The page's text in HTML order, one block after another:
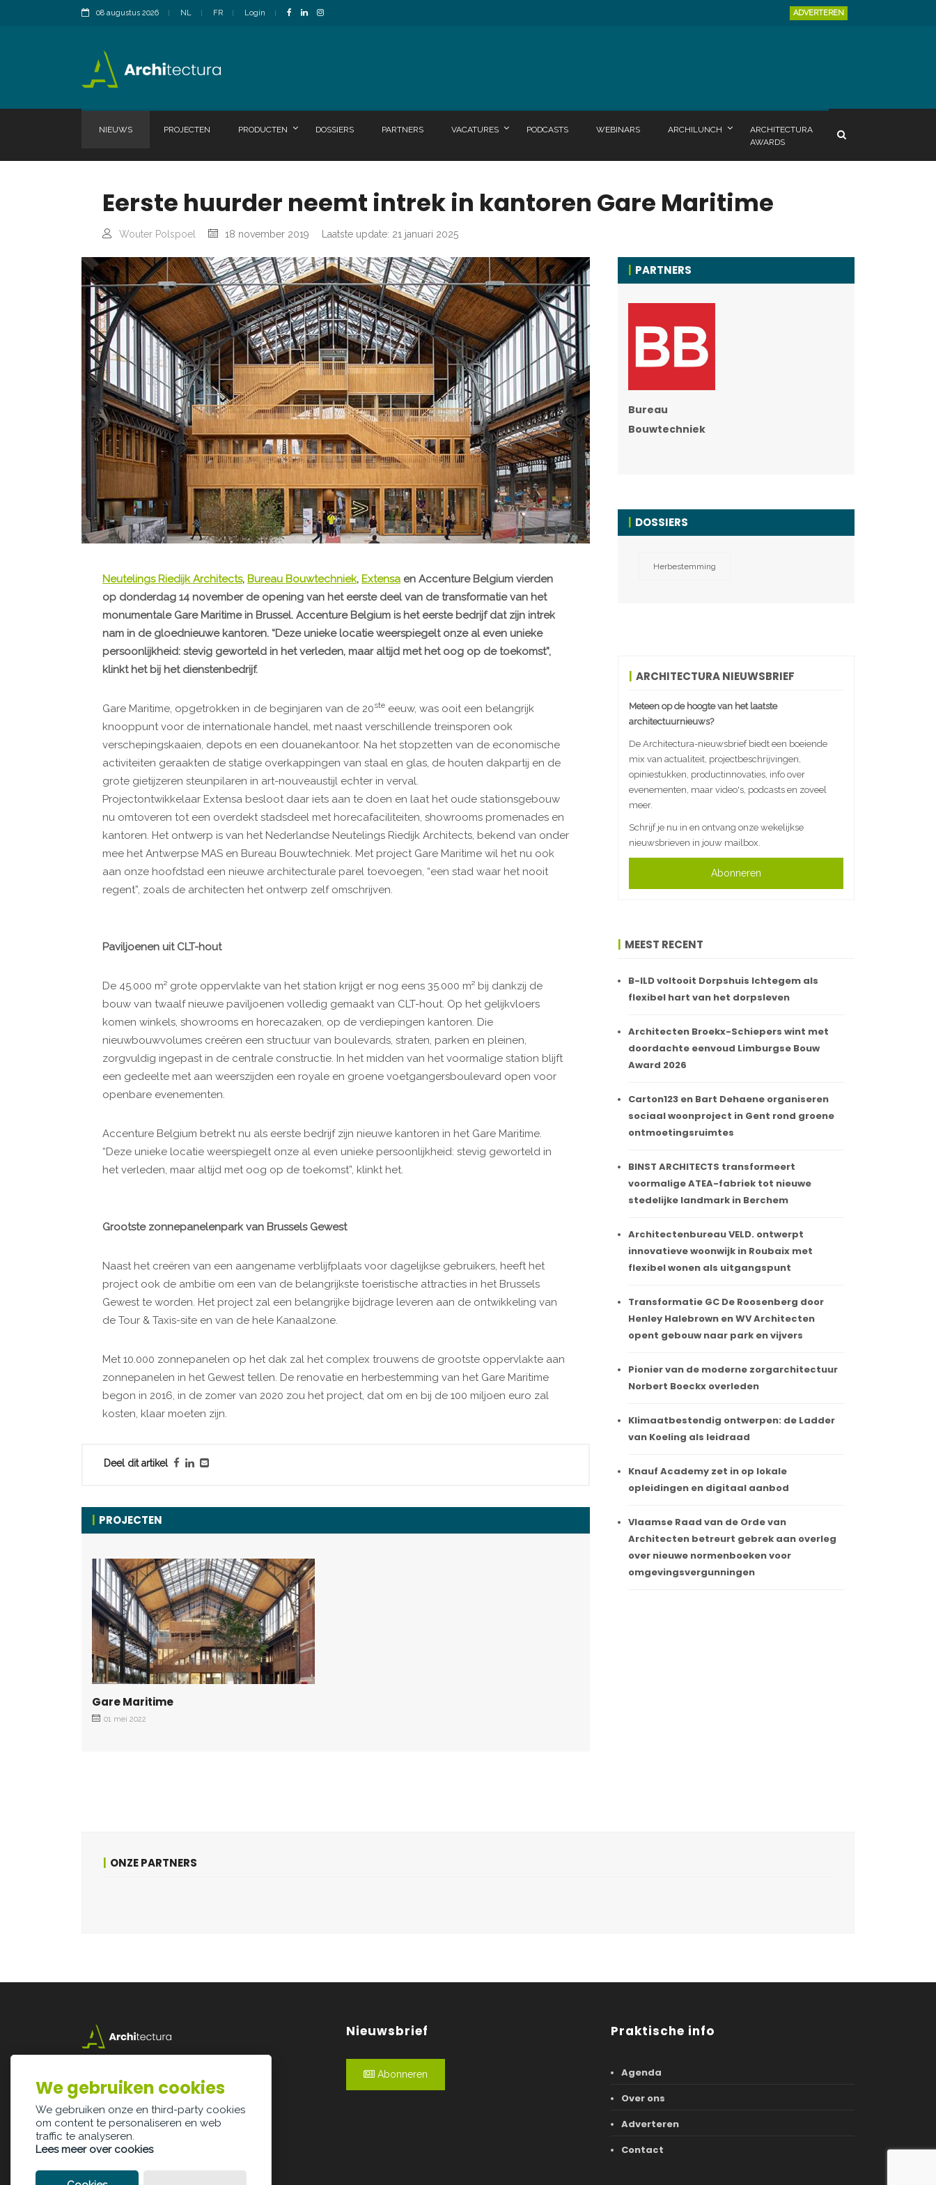
08 augustus 2026 NL FR Login ADVERTEREN
NIEUWS PROJECTEN PRODUCTEN DOSSIERS PARTNERS VACATURES PODCASTS WEBINARS ARCHILUNCH
ARCHITECTURA
AWARDS
Eerste huurder neemt intrek in kantoren Gare Maritime
Wouter Polspoel 18 november 2019 Laatste update: 21 januari 2025
Neutelings Riedijk Architects, Bureau Bouwtechniek, Extensa en Accenture Belgium vierden
op donderdag 14 november de opening van het eerste deel van de transformatie van het
monumentale Gare Maritime in Brussel. Accenture Belgium is het eerste bedrijf dat zijn intrek
nam in de gloednieuwe kantoren. “Deze unieke locatie weerspiegelt onze al even unieke
persoonlijkheid: stevig geworteld in het verleden, maar altijd met het oog op de toekomst”,
klinkt het bij het dienstenbedrijf.
Gare Maritime, opgetrokken in de beginjaren van de 20ste eeuw, was ooit een belangrijk
knooppunt voor de internationale handel, met naast verschillende treinsporen ook
verschepingskaaien, depots en een douanekantoor. Na het stopzetten van de economische
activiteiten geraakten de statige overkappingen van staal en glas, de houten dakpartij en de
grote gietijzeren steunpilaren in art-nouveaustijl echter in verval.
Projectontwikkelaar Extensa besloot daar iets aan te doen en laat het oude stationsgebouw
nu omtoveren tot een overdekt stadsdeel met horecafaciliteiten, showrooms promenades en
kantoren. Het ontwerp is van het Nederlandse Neutelings Riedijk Architects, bekend van onder
mee het Antwerpse MAS en Bureau Bouwtechniek. Met project Gare Maritime wil het nu ook
aan onze hoofdstad een nieuwe architecturale parel toevoegen, “een stad waar het nooit
regent”, zoals de architecten het ontwerp zelf omschrijven.
Paviljoenen uit CLT-hout
De 45.000 m² grote oppervlakte van het station krijgt er nog eens 35.000 m² bij dankzij de
bouw van twaalf nieuwe paviljoenen volledig gemaakt van CLT-hout. Op het gelijkvloers
komen winkels, showrooms en horecazaken, op de verdiepingen kantoren. Die
nieuwbouwvolumes creëren een structuur van boulevards, straten, parken en pleinen,
zorgvuldig ingepast in de centrale constructie. In het midden van het voormalige station blijft
een gedeelte met aan weerszijden een royale en groene voetgangersboulevard open voor
openbare evenementen.
Accenture Belgium betrekt nu als eerste bedrijf zijn nieuwe kantoren in het Gare Maritime.
“Deze unieke locatie weerspiegelt onze al even unieke persoonlijkheid: stevig geworteld in
het verleden, maar altijd met oog op de toekomst”, klinkt het.
Grootste zonnepanelenpark van Brussels Gewest
Naast het creëren van een aangename verblijfplaats voor dagelijkse gebruikers, heeft het
project ook de ambitie om een van de belangrijkste toeristische attracties in het Brussels
Gewest te worden. Het project zal een belangrijke bijdrage leveren aan de ontwikkeling van
de Tour & Taxis-site en van de hele Kanaalzone.
Met 10.000 zonnepanelen op het dak zal het complex trouwens de grootste oppervlakte aan
zonnepanelen in het Gewest tellen. De renovatie en herbestemming van het Gare Maritime
begon in 2016, in de zomer van 2020 zou het project, dat om en bij de 100 miljoen euro zal
kosten, klaar moeten zijn.
Deel dit artikel
PROJECTEN
Gare Maritime
01 mei 2022
PARTNERS
Bureau
Bouwtechniek
DOSSIERS
Herbestemming
ARCHITECTURA NIEUWSBRIEF
Meteen op de hoogte van het laatste
architectuurnieuws?
De Architectura-nieuwsbrief biedt een boeiende
mix van actualiteit, projectbeschrijvingen,
opiniestukken, productinnovaties, info over
evenementen, maar video's, podcasts en zoveel
meer.
Schrijf je nu in en ontvang onze wekelijkse
nieuwsbrieven in jouw mailbox.
Abonneren
MEEST RECENT
B-ILD voltooit Dorpshuis Ichtegem als
flexibel hart van het dorpsleven
Architecten Broekx-Schiepers wint met
doordachte eenvoud Limburgse Bouw
Award 2026
Carton123 en Bart Dehaene organiseren
sociaal woonproject in Gent rond groene
ontmoetingsruimtes
BINST ARCHITECTS transformeert
voormalige ATEA-fabriek tot nieuwe
stedelijke landmark in Berchem
Architectenbureau VELD. ontwerpt
innovatieve woonwijk in Roubaix met
flexibel wonen als uitgangspunt
Transformatie GC De Roosenberg door
Henley Halebrown en WV Architecten
opent gebouw naar park en vijvers
Pionier van de moderne zorgarchitectuur
Norbert Boeckx overleden
Klimaatbestendig ontwerpen: de Ladder
van Koeling als leidraad
Knauf Academy zet in op lokale
opleidingen en digitaal aanbod
Vlaamse Raad van de Orde van
Architecten betreurt gebrek aan overleg
over nieuwe normenboeken voor
omgevingsvergunningen
ONZE PARTNERS
3500 Hasselt
info@architectura.be
Nieuwsbrief
Abonneren
Praktische info
Agenda
Over ons
Adverteren
Contact
We gebruiken cookies
We gebruiken onze en third-party cookies
om content te personaliseren en web
traffic te analyseren.
Lees meer over cookies